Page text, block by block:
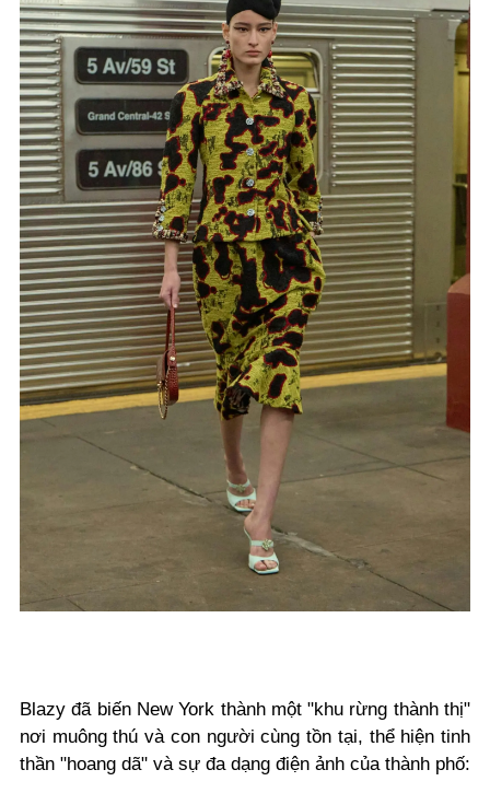
Blazy đã biến New York thành một "khu rừng thành thị"
nơi muông thú và con người cùng tồn tại, thể hiện tinh
thần "hoang dã" và sự đa dạng điện ảnh của thành phố: